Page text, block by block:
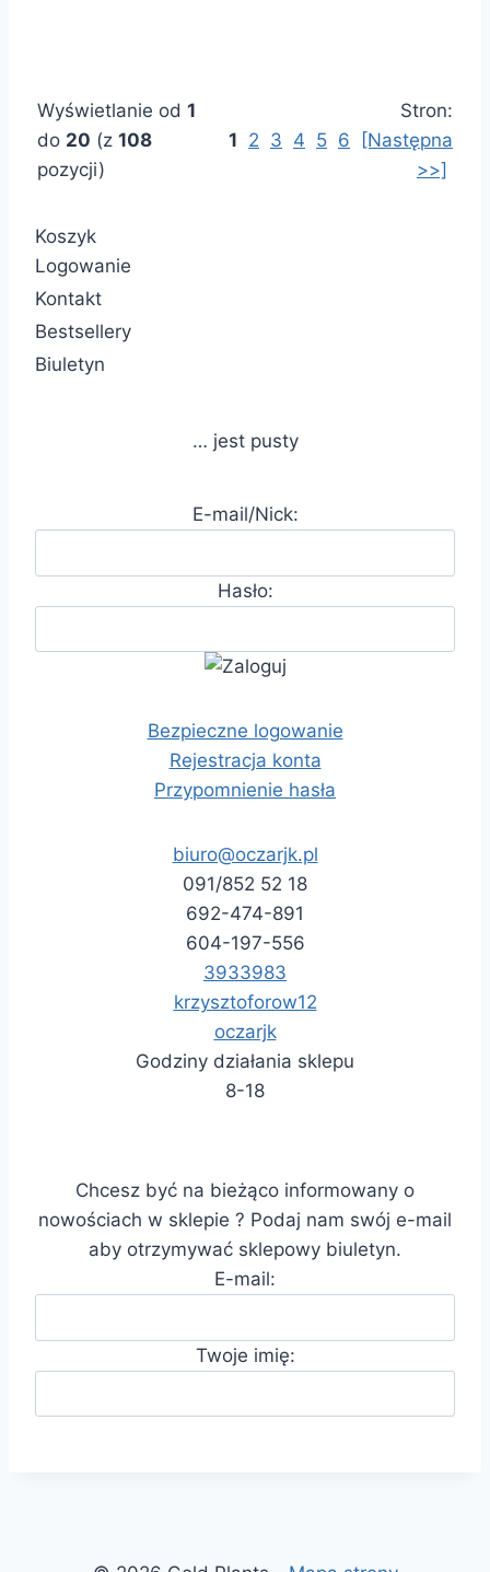
Wyświetlanie od 1
do 20 (z 108
pozycji)
Stron:
1 2 3 4 5 6
[Następna
>>]
Koszyk
Logowanie
Kontakt
Bestsellery
Biuletyn
… jest pusty
E-mail/Nick:
Hasło:
Bezpieczne logowanie
Rejestracja konta
Przypomnienie hasła
biuro@oczarjk.pl
091/852 52 18
692-474-891
604-197-556
3933983
krzysztoforow12
oczarjk
Godziny działania sklepu
8-18
Chcesz być na bieżąco informowany o
nowościach w sklepie ? Podaj nam swój e-mail
aby otrzymywać sklepowy biuletyn.
E-mail:
Twoje imię: